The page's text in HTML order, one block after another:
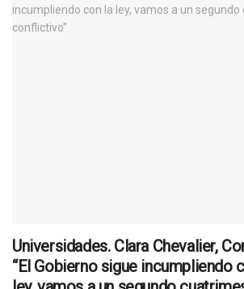
Universidades. Clara Chevalier,
“El Gobierno sigue incumpliendo